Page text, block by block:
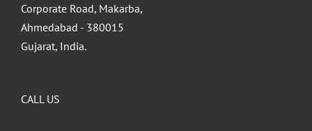
Corporate Road, Makarba,
Ahmedabad - 380015
Gujarat, India.
CALL US